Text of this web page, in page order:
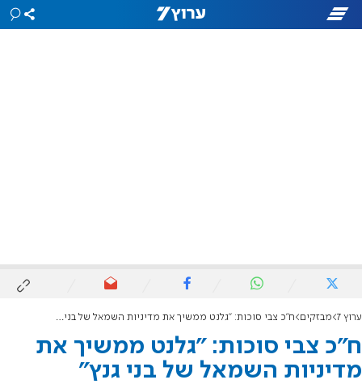
ערוץ 7 מבזקים ח"כ צבי סוכות: "גלנט ממשיך את מדיניות השמאל של בני גנץ"
ח"כ צבי סוכות: "גלנט ממשיך את
מדיניות השמאל של בני גנץ"